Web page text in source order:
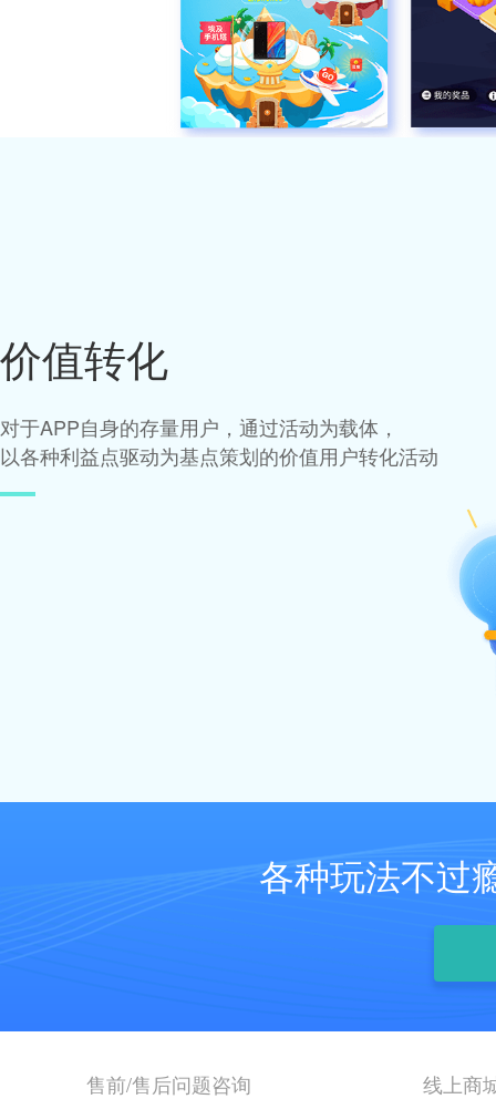
价值转化
对于APP自身的存量用户，通过活动为载体，
以各种利益点驱动为基点策划的价值用户转化活动
各种玩法不过
售前/售后问题咨询 线上商